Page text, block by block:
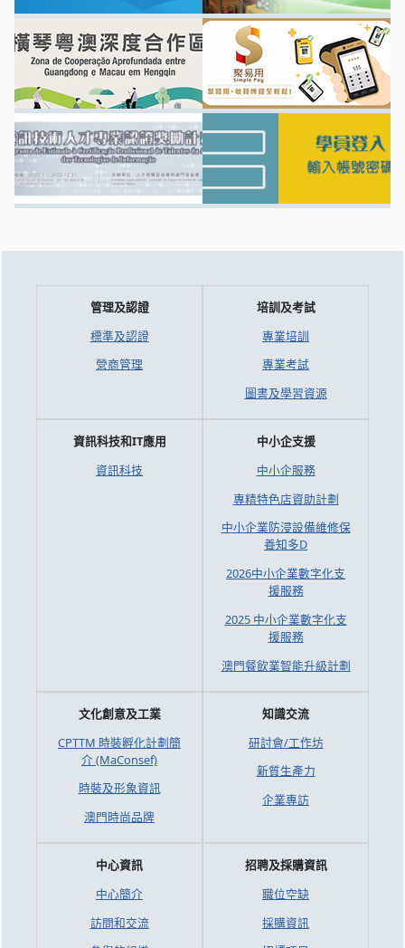
管理及認證
標準及認證
營商管理
培訓及考試
專業培訓
專業考試
圖書及學習資源
資訊科技和IT應用
資訊科技
中小企支援
中小企服務
專精特色店資助計劃
中小企業防浸設備維修保
養知多D
2026中小企業數字化支
援服務
2025 中小企業數字化支
援服務
澳門餐飲業智能升級計劃
文化創意及工業
CPTTM 時裝孵化計劃簡
介 (MaConsef)
時裝及形象資訊
澳門時尚品牌
知識交流
研討會/工作坊
新質生產力
企業專訪
中心資訊
中心簡介
訪問和交流
招聘及採購資訊
職位空缺
採購資訊